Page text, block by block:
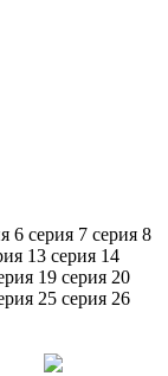
6 серия 7 серия 8
13 серия 14
19 серия 20
25 серия 26